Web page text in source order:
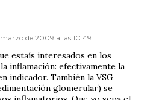
marzo de 2009 a las 10:49
estaís interesados en los
inflamación: efectivamente la
indicador. También la VSG
glomerular) se